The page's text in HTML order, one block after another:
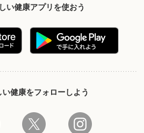
い健康アプリを使おう
い健康をフォローしよう